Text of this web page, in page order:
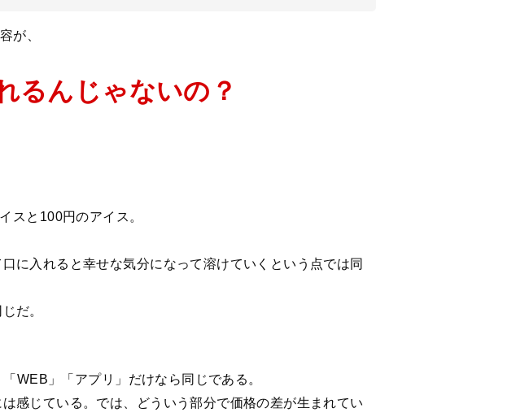
が、
るんじゃないの？
スと100円のアイス。
に入れると幸せな気分になって溶けていくという点では同
だ。
WEB」「アプリ」だけなら同じである。
感じている。では、どういう部分で価格の差が生まれてい